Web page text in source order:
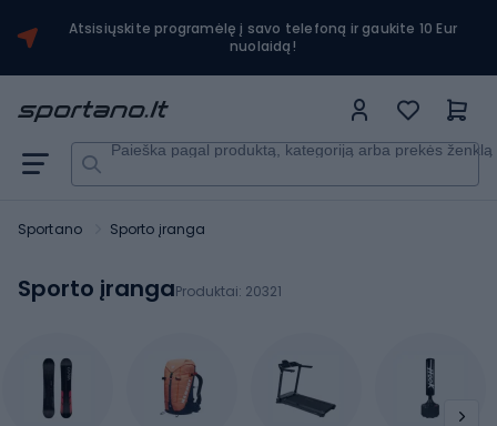
Atsisiųskite programėlę į savo telefoną ir gaukite 10 Eur
nuolaidą!
Paieška pagal produktą, kategoriją arba prekės ženklą
Sportano Sporto įranga
Sporto įrangaProduktai: 20321